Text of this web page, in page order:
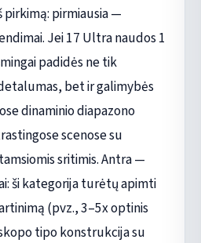
pirmiausia —
Jei 17 Ultra naudos 1
padidės ne tik
bet ir galimybės
dinaminio diapazono
scenose su
sritimis. Antra —
ši kategorija turėtų apimti
(pvz., 3–5x optinis
tipo konstrukcija su